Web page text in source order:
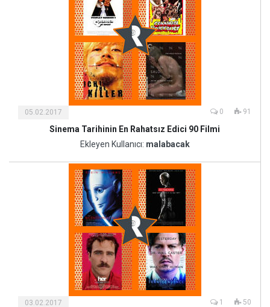
05.02.2017 0 91
Sinema Tarihinin En Rahatsız Edici 90 Filmi
Ekleyen Kullanıcı: malabacak
03.02.2017 1 50